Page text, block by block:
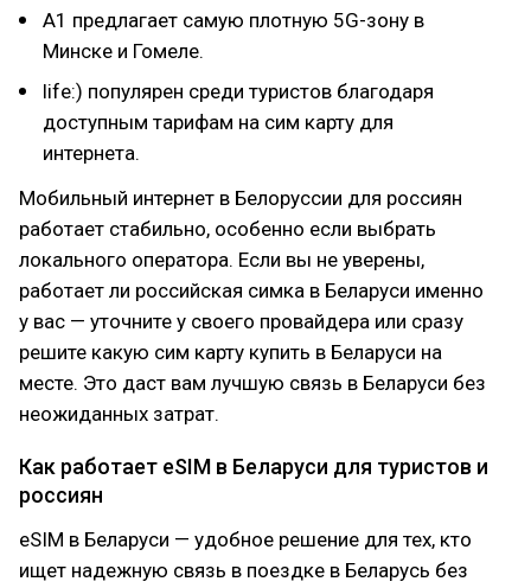
A1 предлагает самую плотную 5G-зону в
Минске и Гомеле.
life:) популярен среди туристов благодаря
доступным тарифам на сим карту для
интернета.
Мобильный интернет в Белоруссии для россиян
работает стабильно, особенно если выбрать
локального оператора. Если вы не уверены,
работает ли российская симка в Беларуси именно
у вас — уточните у своего провайдера или сразу
решите какую сим карту купить в Беларуси на
месте. Это даст вам лучшую связь в Беларуси без
неожиданных затрат.
Как работает eSIM в Беларуси для туристов и
россиян
eSIM в Беларуси — удобное решение для тех, кто
ищет надежную связь в поездке в Беларусь без